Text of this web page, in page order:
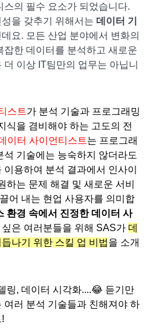
스의 필수 요소가 되었습니다.
을 갖추기 위해서는 데이터 기
요. 모든 산업 분야에서 변화의
잡한 데이터를 분석하고 새로운
이상 IT팀만의 업무는 아닙니
스트가 분석 기술과 프로그래밍
식을 겸비해야 하는 고도의 전
이터 사이언티스트는 프로그래
석 기술에는 능숙하지 않더라도
용하여 분석 결과에서 인사이
하는 문제 해결 및 새로운 서비
어 내는 현업 사용자를 의미합
환경 속에서 진정한 데이터 사
싶은 여러분들을 위해 SAS가 데
나기 위한 스킬 업 비법을 소개
링, 데이터 시각화....😂 듣기만
여러 분석 기술들과 친해져야 하